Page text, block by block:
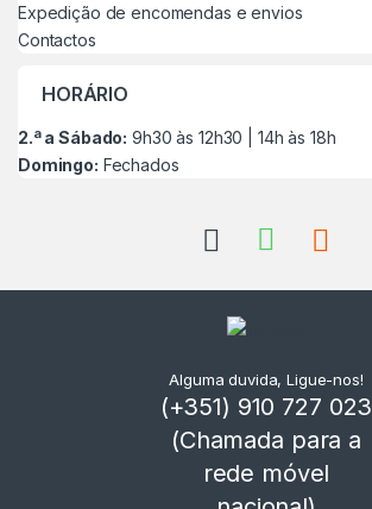
Expedição de encomendas e envios
Contactos
HORÁRIO
2.ª a Sábado: 9h30 às 12h30 | 14h às 18h
Domingo: Fechados
Alguma duvida, Ligue-nos!
(+351) 910 727 023
(Chamada para a
rede móvel